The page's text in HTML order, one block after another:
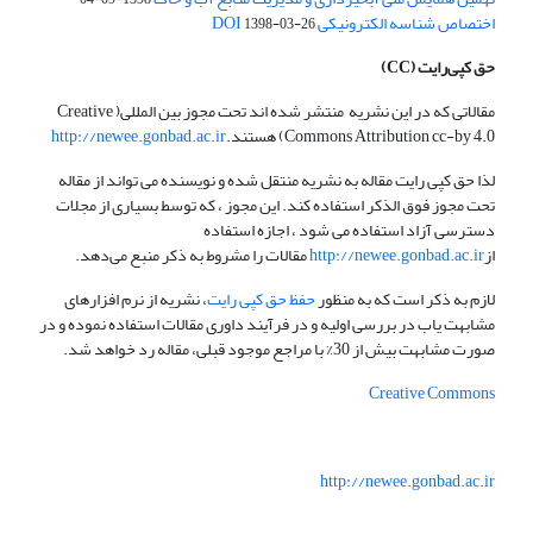
اختصاص شناسه الکترونیکی DOI1398-03-26
حق کپی‌رایت(CC)
مقالاتی که در این نشریه منتشر شده اند تحت مجوز بین المللی( Creative
Commons Attribution cc-by 4.0) هستند.
http://newee.gonbad.ac.ir
لذا حق کپی رایت مقاله به نشریه منتقل شده و نویسنده می تواند از مقاله
تحت مجوز فوق الذکر استفاده کند. این مجوز ، که توسط بسیاری از مجلات
دسترسی آزاد استفاده می شود ، اجازه استفاده
ازhttp://newee.gonbad.ac.irمقالات را مشروط به ذکر منبع می‌دهد.
لازم به ذکر است که به منظورحفظ حق کپی رایت، نشریه از نرم افزارهای
مشابهت یاب در بررسی اولیه و در فرآیند داوری مقالات استفاده نموده و در
صورت مشابهت بیش از 30% با مراجع موجود قبلی، مقاله رد خواهد شد.
Creative Commons
http://newee.gonbad.ac.ir